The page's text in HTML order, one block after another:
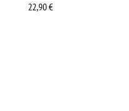
22,90€